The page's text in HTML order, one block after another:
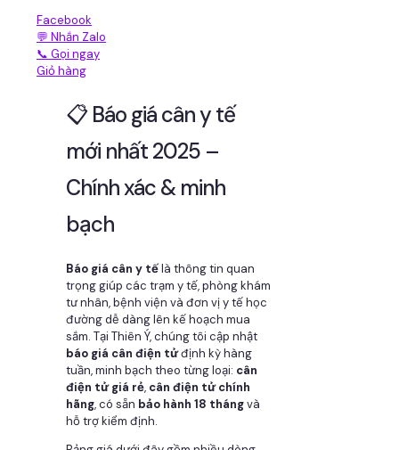
Facebook
💬 Nhắn Zalo
📞 Gọi ngay
Giỏ hàng
📋 Báo giá cân y tế
mới nhất 2025 –
Chính xác & minh
bạch
Báo giá cân y tếlà thông tin quan
trọng giúp các trạm y tế, phòng khám
tư nhân, bệnh viện và đơn vị y tế học
đường dễ dàng lên kế hoạch mua
sắm. Tại Thiên Ý, chúng tôi cập nhật
báo giá cân điện tửđịnh kỳ hàng
tuần, minh bạch theo từng loại: cân
điện tử giá rẻ, cân điện tử chính
hãng, có sẵn bảo hành 18 thángvà
hỗ trợ kiểm định.